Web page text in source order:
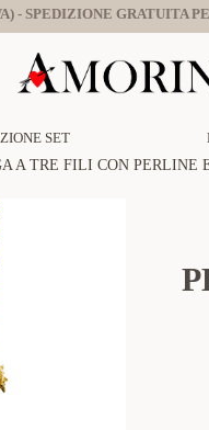
- SPEDIZIONE GRATUITA
SET
A TRE FILI CON PERLINE